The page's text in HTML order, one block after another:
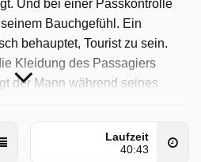
Und bei einer Passkontrolle
Bauchgefühl. Ein
behauptet, Tourist zu sein.
Kleidung des Passagiers
der Mann während seines
Grenzschützer wurde auf Sat1
September 2025, 16:20 Uhr.
Laufzeit
40:43